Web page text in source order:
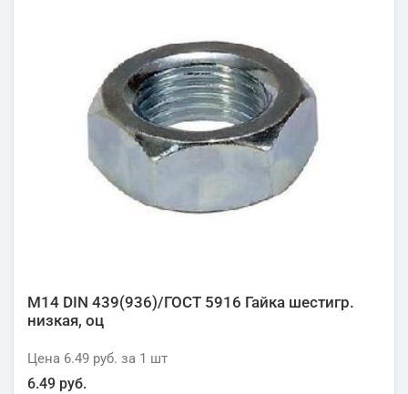
М14 DIN 439(936)/ГОСТ 5916 Гайка шестигр.
низкая, оц
Цена 6.49 руб. за 1 шт
6.49 руб.